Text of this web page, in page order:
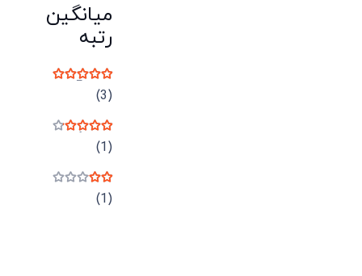
میانگین
رتبه
نمره(3)
نمره(1)
نمره(1)